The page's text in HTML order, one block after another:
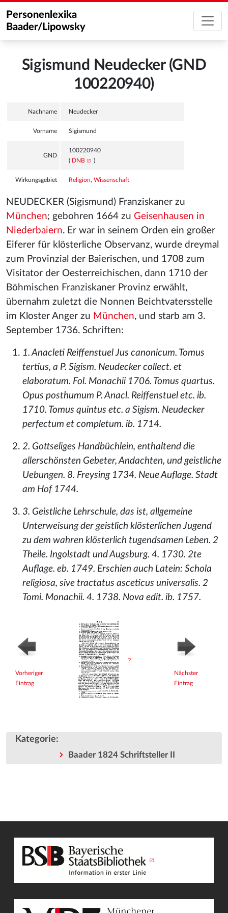
Personenlexika
Baader/Lipowsky
Sigismund Neudecker (GND
100220940)
Nachname Neudecker
Vorname Sigismund
GND
100220940
( DNB )
Wirkungsgebiet Religion, Wissenschaft
NEUDECKER (Sigismund) Franziskaner zu
München; gebohren 1664 zu Geisenhausen in
Niederbaiern. Er war in seinem Orden ein großer
Eiferer für klösterliche Observanz, wurde dreymal
zum Provinzial der Baierischen, und 1708 zum
Visitator der Oesterreichischen, dann 1710 der
Böhmischen Franziskaner Provinz erwählt,
übernahm zuletzt die Nonnen Beichtvatersstelle
im Kloster Anger zu München, und starb am 3.
September 1736. Schriften:
1. Anacleti Reiffenstuel Jus canonicum. Tomus
tertius, a P. Sigism. Neudecker collect. et
elaboratum. Fol. Monachii 1706. Tomus quartus.
Opus posthumum P. Anacl. Reiffenstuel etc. ib.
1710. Tomus quintus etc. a Sigism. Neudecker
perfectum et completum. ib. 1714.
2. Gottseliges Handbüchlein, enthaltend die
allerschönsten Gebeter, Andachten, und geistliche
Uebungen. 8. Freysing 1734. Neue Auflage. Stadt
am Hof 1744.
3. Geistliche Lehrschule, das ist, allgemeine
Unterweisung der geistlich klösterlichen Jugend
zu dem wahren klösterlich tugendsamen Leben. 2
Theile. Ingolstadt und Augsburg. 4. 1730. 2te
Auflage. eb. 1749. Erschien auch Latein: Schola
religiosa, sive tractatus asceticus universalis. 2
Tomi. Monachii. 4. 1738. Nova edit. ib. 1757.
Vorheriger
Eintrag
Nächster
Eintrag
Kategorie:
Baader 1824 Schriftsteller II